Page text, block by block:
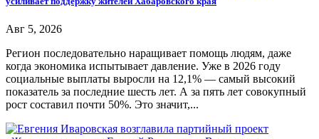
Авг 5, 2026
Регион последовательно наращивает помощь людям, даже
когда экономика испытывает давление. Уже в 2026 году
социальные выплаты выросли на 12,1% — самый высокий
показатель за последние шесть лет. А за пять лет совокупный
рост составил почти 50%. Это значит,...